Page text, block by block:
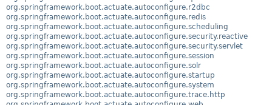
org.springframework.boot.actuate.autoconfigure.r2dbc
org.springframework.boot.actuate.autoconfigure.redis
org.springframework.boot.actuate.autoconfigure.scheduling
org.springframework.boot.actuate.autoconfigure.security.reactive
org.springframework.boot.actuate.autoconfigure.security.servlet
org.springframework.boot.actuate.autoconfigure.session
org.springframework.boot.actuate.autoconfigure.solr
org.springframework.boot.actuate.autoconfigure.startup
org.springframework.boot.actuate.autoconfigure.system
org.springframework.boot.actuate.autoconfigure.trace.http